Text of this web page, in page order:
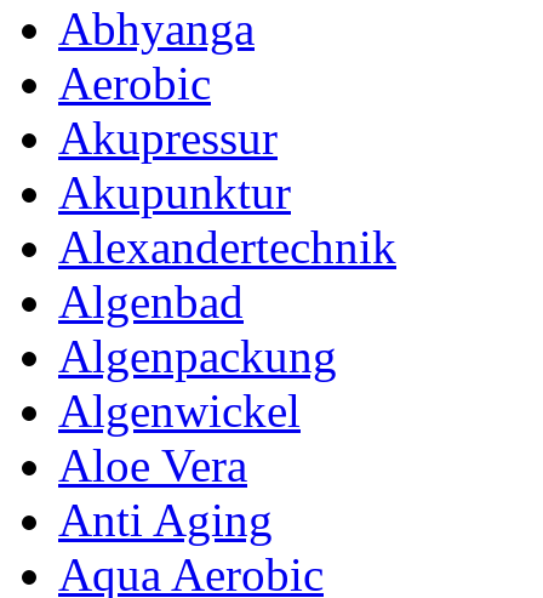
Abhyanga
Aerobic
Akupressur
Akupunktur
Alexandertechnik
Algenbad
Algenpackung
Algenwickel
Aloe Vera
Anti Aging
Aqua Aerobic